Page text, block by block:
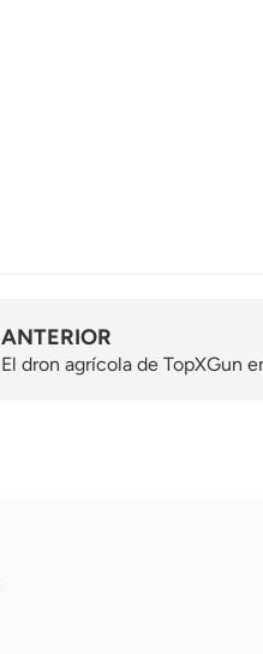
ANTERIOR
El dron agrícola de TopXGun